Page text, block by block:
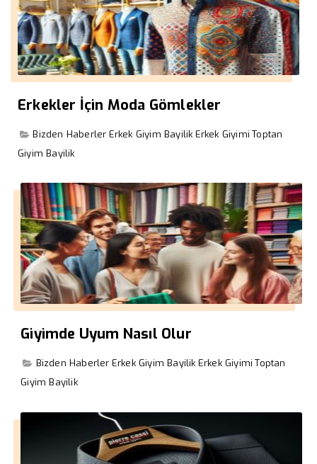
Erkekler İçin Moda Gömlekler
Bizden Haberler Erkek Giyim Bayilik Erkek Giyimi Toptan
Giyim Bayilik
Giyimde Uyum Nasıl Olur
Bizden Haberler Erkek Giyim Bayilik Erkek Giyimi Toptan
Giyim Bayilik